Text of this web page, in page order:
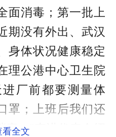
面消毒；第一批上
期没有外出、武汉
身体状况健康稳定
理公港中心卫生院
厂前都要测量体
罩；上班后我们还
毒。”李进代表介绍
看全文